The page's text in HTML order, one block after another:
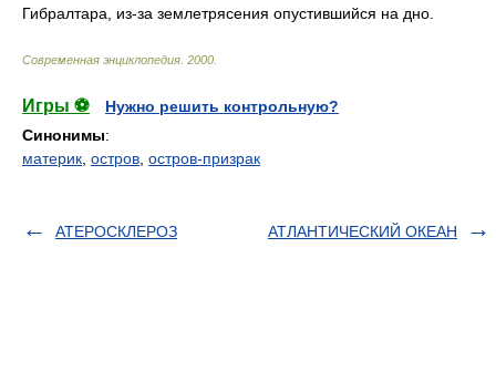
Гибралтара, из-за землетрясения опустившийся на дно.
Современная энциклопедия 2000
Игры ⚽
Нужно решить контрольную?
Синонимы:
материк остров остров-призрак
АТЕРОСКЛЕРОЗ АТЛАНТИЧЕСКИЙ ОКЕАН